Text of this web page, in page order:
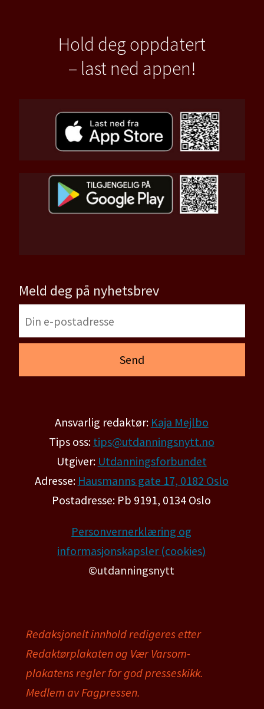
Hold deg oppdatert
– last ned appen!
Meld deg på nyhetsbrev
Ansvarlig redaktør: Kaja Mejlbo
Tips oss: tips@utdanningsnytt.no
Utgiver: Utdanningsforbundet
Adresse: Hausmanns gate 17, 0182 Oslo
Postadresse: Pb 9191, 0134 Oslo
Personvernerklæring og
informasjonskapsler (cookies)
©utdanningsnytt
Redaksjonelt innhold redigeres etter
Redaktørplakaten og Vær Varsom-
plakatens regler for god presseskikk.
Medlem av Fagpressen.